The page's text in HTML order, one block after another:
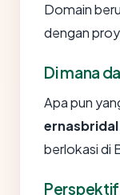
Domain
dengan
Di mana
Apa pun
berlokasi di